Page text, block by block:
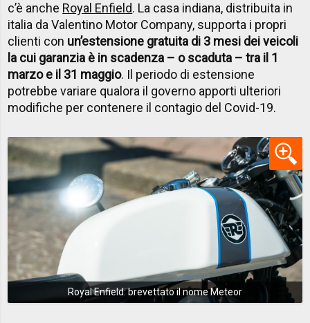
c’è anche Royal Enfield. La casa indiana, distribuita in
italia da Valentino Motor Company, supporta i propri
clienti con un’estensione gratuita di 3 mesi dei veicoli
la cui garanzia è in scadenza – o scaduta – tra il 1
marzo e il 31 maggio. Il periodo di estensione
potrebbe variare qualora il governo apporti ulteriori
modifiche per contenere il contagio del Covid-19.
Royal Enfield: brevettato il nome Meteor